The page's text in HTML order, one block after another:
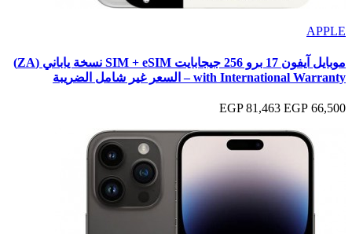
APPLE
موبايل آيفون 17 برو 256 جيجابايت SIM + eSIM نسخة ياباني (ZA)
with International Warranty – السعر غير شامل الضريبة
66,500 EGP
81,463 EGP